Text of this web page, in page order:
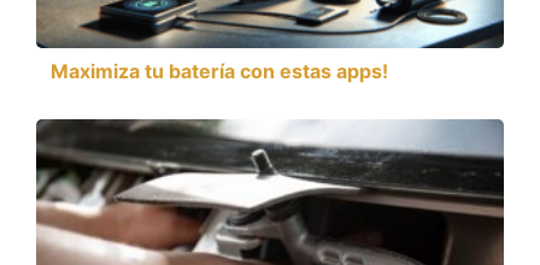
Maximiza tu batería con estas apps!